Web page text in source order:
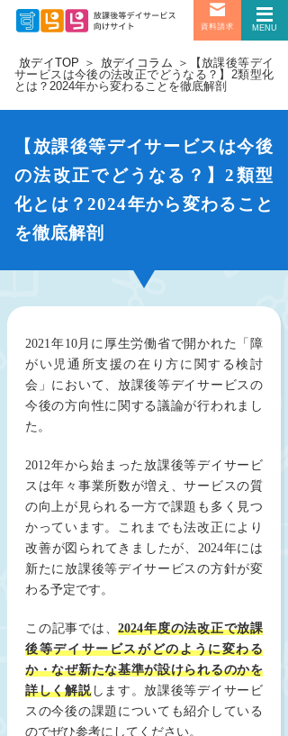
資料請求 MENU
放デイTOP ＞ 放デイコラム ＞
【放課後等デイ
サービスは今後の法改正でどうなる？】2類型化
とは？2024年から変わることを徹底解剖
【放課後等デイサービスは今後
の法改正でどうなる？】2類型
化とは？2024年から変わること
を徹底解剖
2021年10月に厚生労働省で開かれた「障
がい児通所支援の在り方に関する検討
会」において、放課後等デイサービスの
今後の方向性に関する議論が行われまし
た。
2012年から始まった放課後等デイサービ
スは年々事業所数が増え、サービスの質
の向上が見られる一方で課題も多く見つ
かっています。これまでも法改正により
改善が図られてきましたが、2024年には
新たに放課後等デイサービスの方針が変
わる予定です。
この記事では、2024年度の法改正で放課
後等デイサービスがどのように変わる
か・なぜ新たな基準が設けられるのかを
詳しく解説します。放課後等デイサービ
スの今後の課題についても紹介している
のでぜひ参考にしてください。